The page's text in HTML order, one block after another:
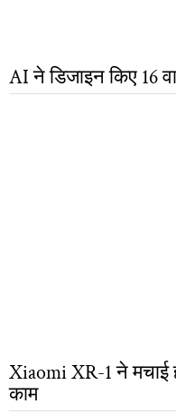
AI ने डिजाइन किए 16
Xiaomi XR-1 ने
काम